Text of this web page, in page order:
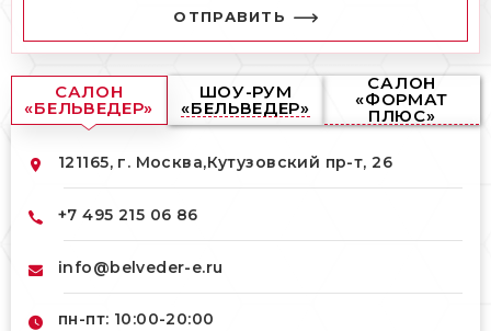
ОТПРАВИТЬ
САЛОН
«БЕЛЬВЕДЕР»
ШОУ-РУМ
«БЕЛЬВЕДЕР»
САЛОН
«ФОРМАТ
ПЛЮС»
121165, г. Москва,Кутузовский пр-т, 26
+7 495 215 06 86
info@belveder-e.ru
пн-пт: 10:00-20:00